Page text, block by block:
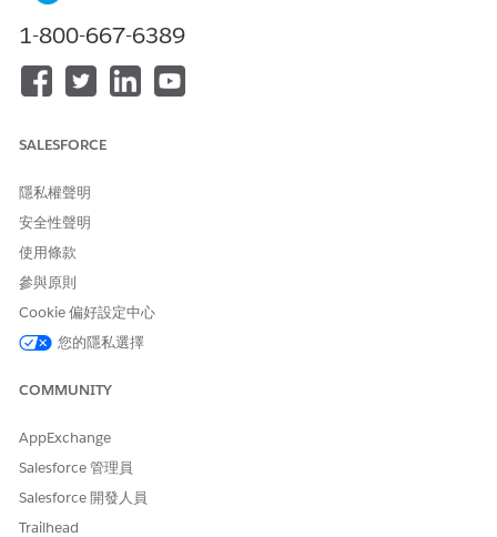
動作詳細資料
API 名稱
示範本?
請讓我們知道，以便我們改進！
1-800-667-6389
SALESFORCE
隱私權聲明
安全性聲明
使用條款
參與原則
Cookie 偏好設定中心
您的隱私選擇
COMMUNITY
AppExchange
Salesforce 管理員
Salesforce 開發人員
Trailhead